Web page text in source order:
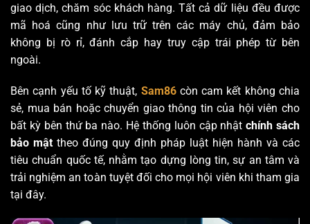
giao dịch, chăm sóc khách hàng. Tất cả dữ liệu đều được
mã hoá cũng như lưu trữ trên các máy chủ, đảm bảo
không bị rò rỉ, đánh cắp hay truy cập trái phép từ bên
ngoài.
Bên cạnh yếu tố kỹ thuật, Sam86còn cam kết không chia
sẻ, mua bán hoặc chuyển giao thông tin của hội viên cho
bất kỳ bên thứ ba nào. Hệ thống luôn cập nhậtchính sách
bảo mật theo đúng quy định pháp luật hiện hành và các
tiêu chuẩn quốc tế, nhằm tạo dựng lòng tin, sự an tâm và
trải nghiệm an toàn tuyệt đối cho mọi hội viên khi tham gia
tại đây.